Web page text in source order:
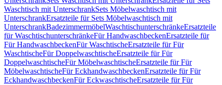
Waschtisch mit UnterschrankSets Möbelwaschtisch mit
UnterschrankErsatzteile für Sets Möbelwaschtisch mit
UnterschrankBadezimmermöbelWaschtischunterschränkeErsatzteile
für WaschtischunterschränkeFür HandwaschbeckenErsatzteile für
Für HandwaschbeckenFür WaschtischeErsatzteile für Für
WaschtischeFür DoppelwaschtischeErsatzteile für Für
DoppelwaschtischeFür MöbelwaschtischeErsatzteile für Für
MöbelwaschtischeFür EckhandwaschbeckenErsatzteile für Für
EckhandwaschbeckenFür EckwaschtischeErsatzteile für Für